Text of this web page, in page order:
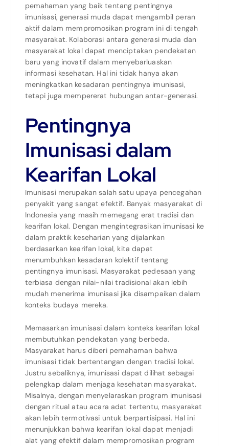
pemahaman yang baik tentang pentingnya
imunisasi, generasi muda dapat mengambil peran
aktif dalam mempromosikan program ini di tengah
masyarakat. Kolaborasi antara generasi muda dan
masyarakat lokal dapat menciptakan pendekatan
baru yang inovatif dalam menyebarluaskan
informasi kesehatan. Hal ini tidak hanya akan
meningkatkan kesadaran pentingnya imunisasi,
tetapi juga mempererat hubungan antar-generasi.
Pentingnya
Imunisasi dalam
Kearifan Lokal
Imunisasi merupakan salah satu upaya pencegahan
penyakit yang sangat efektif. Banyak masyarakat di
Indonesia yang masih memegang erat tradisi dan
kearifan lokal. Dengan mengintegrasikan imunisasi ke
dalam praktik keseharian yang dijalankan
berdasarkan kearifan lokal, kita dapat
menumbuhkan kesadaran kolektif tentang
pentingnya imunisasi. Masyarakat pedesaan yang
terbiasa dengan nilai-nilai tradisional akan lebih
mudah menerima imunisasi jika disampaikan dalam
konteks budaya mereka.
Memasarkan imunisasi dalam konteks kearifan lokal
membutuhkan pendekatan yang berbeda.
Masyarakat harus diberi pemahaman bahwa
imunisasi tidak bertentangan dengan tradisi lokal.
Justru sebaliknya, imunisasi dapat dilihat sebagai
pelengkap dalam menjaga kesehatan masyarakat.
Misalnya, dengan menyelaraskan program imunisasi
dengan ritual atau acara adat tertentu, masyarakat
akan lebih termotivasi untuk berpartisipasi. Hal ini
menunjukkan bahwa kearifan lokal dapat menjadi
alat yang efektif dalam mempromosikan program